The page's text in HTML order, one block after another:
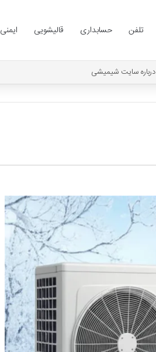
تلفن حسابداری قالیشویی ایمنی
درباره سایت شیمیشی